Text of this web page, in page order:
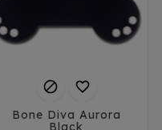
 
Bone Diva Aurora
Black